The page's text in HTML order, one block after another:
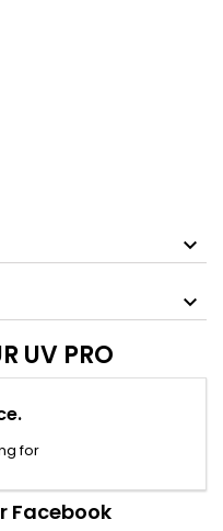
UV PRO
for
Facebook